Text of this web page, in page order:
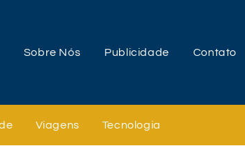
Sobre Nós Publicidade Contato
Viagens Tecnologia